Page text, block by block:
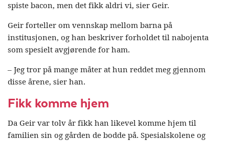
spiste bacon, men det fikk aldri vi, sier Geir.
Geir forteller om vennskap mellom barna på
institusjonen, og han beskriver forholdet til nabojenta
som spesielt avgjørende for ham.
– Jeg tror på mange måter at hun reddet meg gjennom
disse årene, sier han.
Fikk komme hjem
Da Geir var tolv år fikk han likevel komme hjem til
familien sin og gården de bodde på. Spesialskolene og